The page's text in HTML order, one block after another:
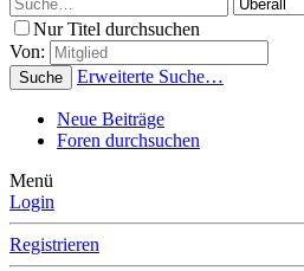
Nur Titel durchsuchen
Von:
Suche Erweiterte Suche…
Neue Beiträge
Foren durchsuchen
Menü
Login
Registrieren